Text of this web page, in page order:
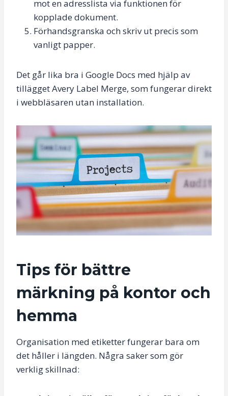
mot en adresslista via funktionen för
kopplade dokument.
Förhandsgranska och skriv ut precis som
vanligt papper.
Det går lika bra i Google Docs med hjälp av
tillägget Avery Label Merge, som fungerar direkt
i webbläsaren utan installation.
Tips för bättre
märkning på kontor och
hemma
Organisation med etiketter fungerar bara om
det håller i längden. Några saker som gör
verklig skillnad: